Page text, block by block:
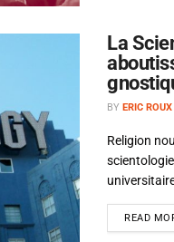
La
BY ERIC ROUX
Religion
READ